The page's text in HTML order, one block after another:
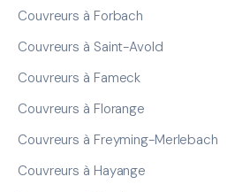
Couvreurs à Forbach
Couvreurs à Saint-Avold
Couvreurs à Fameck
Couvreurs à Florange
Couvreurs à Freyming-Merlebach
Couvreurs à Hayange